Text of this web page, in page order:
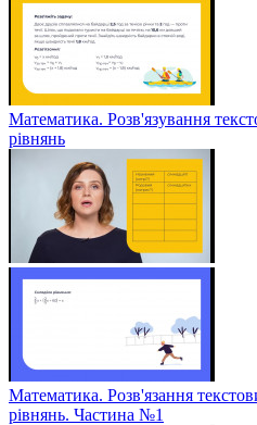
Математика. Розв'язування
рівнянь
Математика. Розв'язання
рівнянь. Частина №1